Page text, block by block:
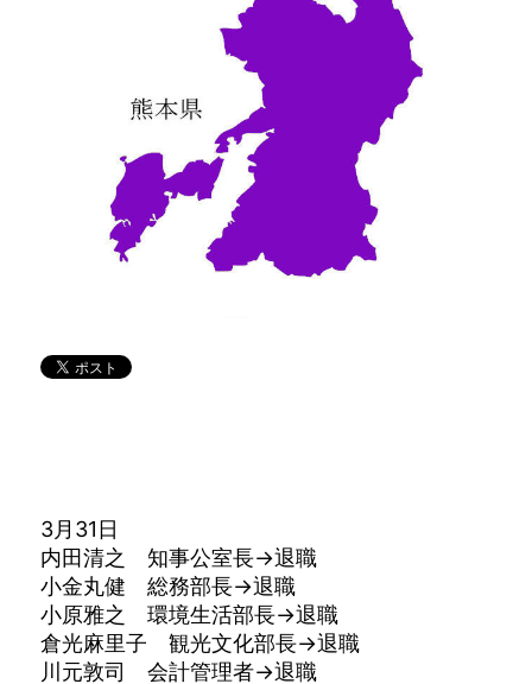
3月31日
内田清之 知事公室長→退職
小金丸健 総務部長→退職
小原雅之 環境生活部長→退職
倉光麻里子 観光文化部長→退職
川元敦司 会計管理者→退職